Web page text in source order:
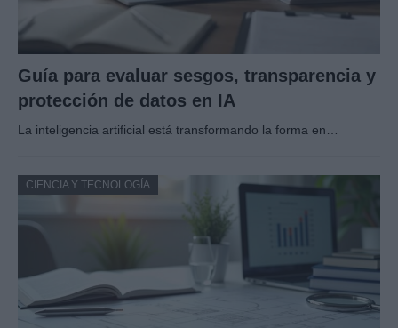
Guía para evaluar sesgos, transparencia y
protección de datos en IA
La inteligencia artificial está transformando la forma en…
CIENCIA Y TECNOLOGÍA